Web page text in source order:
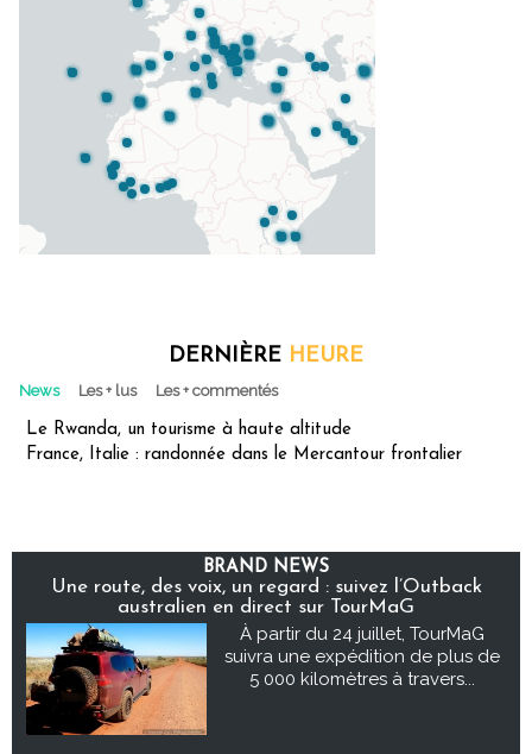
DERNIÈRE HEURE
News Les + lus Les + commentés
Le Rwanda, un tourisme à haute altitude
France, Italie : randonnée dans le Mercantour frontalier
BRAND NEWS
Une route, des voix, un regard : suivez l’Outback
australien en direct sur TourMaG
À partir du 24 juillet, TourMaG
suivra une expédition de plus de
5 000 kilomètres à travers...